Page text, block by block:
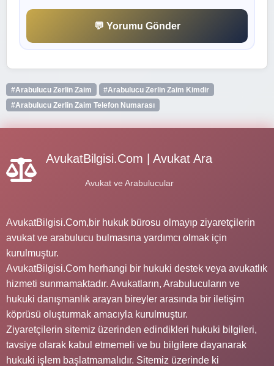
💬 Yorumu Gönder
#Arabulucu Zerlin Zaim
#Arabulucu Zerlin Zaim Kimdir
#Arabulucu Zerlin Zaim Telefon Numarası
AvukatBilgisi.Com | Avukat Ara
Avukat ve Arabulucular
AvukatBilgisi.Com,bir hukuk bürosu olmayıp ziyaretçilerin
avukat ve arabulucu bulmasına yardımcı olmak için
kurulmuştur.
AvukatBilgisi.Com herhangi bir hukuki destek veya avukatlık
hizmeti sunmamaktadır. Avukatların, Arabulucuların ve
hukuki danışmanlık arayan bireyler arasında bir iletişim
köprüsü oluşturmak amacıyla kurulmuştur.
Ziyaretçilerin sitemiz üzerinden edindikleri hukuki bilgileri,
tavsiye olarak kabul etmemeli ve bu bilgilere dayanarak
hukuki işlem başlatmamalıdır. Sitemiz üzerinde ki